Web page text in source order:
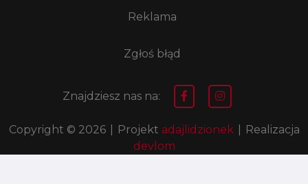
Reklama
Zgłoś błąd
Znajdziesz nas na:
Copyright © 2026 Projekt adajlidzionek
Realizacja
devlom